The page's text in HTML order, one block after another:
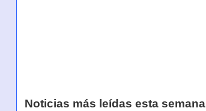
Noticias más leídas esta semana